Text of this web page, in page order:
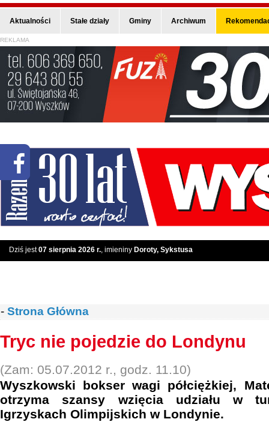
Aktualności Stałe działy Gminy Archiwum
REKLAMA
Dziś jest07 sierpnia 2026 r., imieniny Doroty, Sykstusa
- Strona Główna
Tryc nie pojedzie do Londynu
(Zam: 05.07.2012 r., godz. 11.10)
Wyszkowski bokser wagi półciężkiej,
otrzyma szansy wzięcia udziału w
Igrzyskach Olimpijskich w Londynie.